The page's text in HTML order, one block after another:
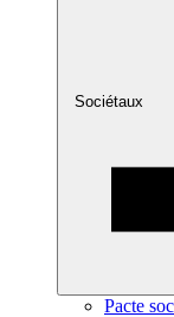
Sociétaux
Pacte